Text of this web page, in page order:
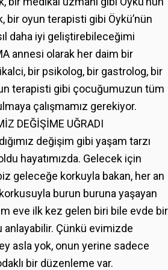
bir oyun terapisti gibi Öykü’nün
daha iyi geliştirebileceğimi
annesi olarak her daim bir
bir psikolog, bir gastrolog, bir
terapisti gibi çocuğumuzun tüm
çalışmamız gerekiyor.
DEĞİŞİME UĞRADI
değişim gibi yaşam tarzı
hayatımızda. Gelecek için
geleceğe korkuyla bakan, her an
burun buruna yaşayan
eve ilk kez gelen biri bile evde bir
anlayabilir. Çünkü evimizde
asla yok, onun yerine sadece
bir düzenleme var.